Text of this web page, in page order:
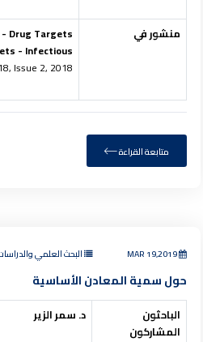
منشور في
Drug Targets
- Infectious
Issue 2, 2018
متابعة القراءة
MAR 19,2019 البحث العلمي
حول سمية المعادن الأساسية
الباحثون
المشاركون
د. سمر الزير